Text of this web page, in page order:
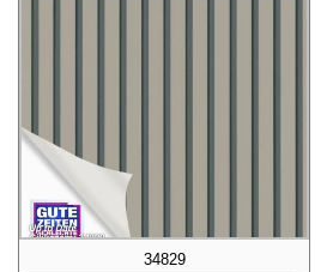
34829